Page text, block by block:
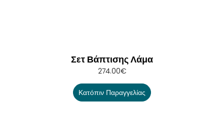
Σετ Βάπτισης Λάμα
274.00€
Κατόπιν Παραγγελίας